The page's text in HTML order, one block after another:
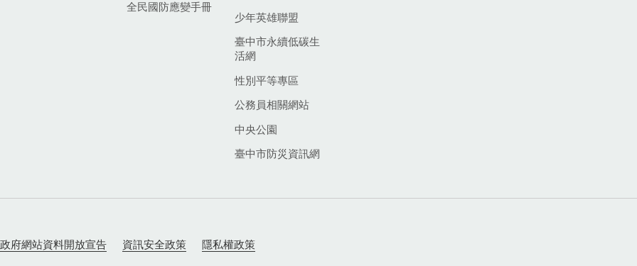
全民國防應變手冊
少年英雄聯盟
臺中市永續低碳生
活網
性別平等專區
公務員相關網站
中央公園
臺中市防災資訊網
政府網站資料開放宣告 資訊安全政策 隱私權政策